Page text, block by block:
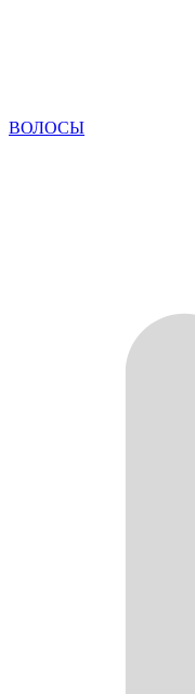
ВОЛОСЫ